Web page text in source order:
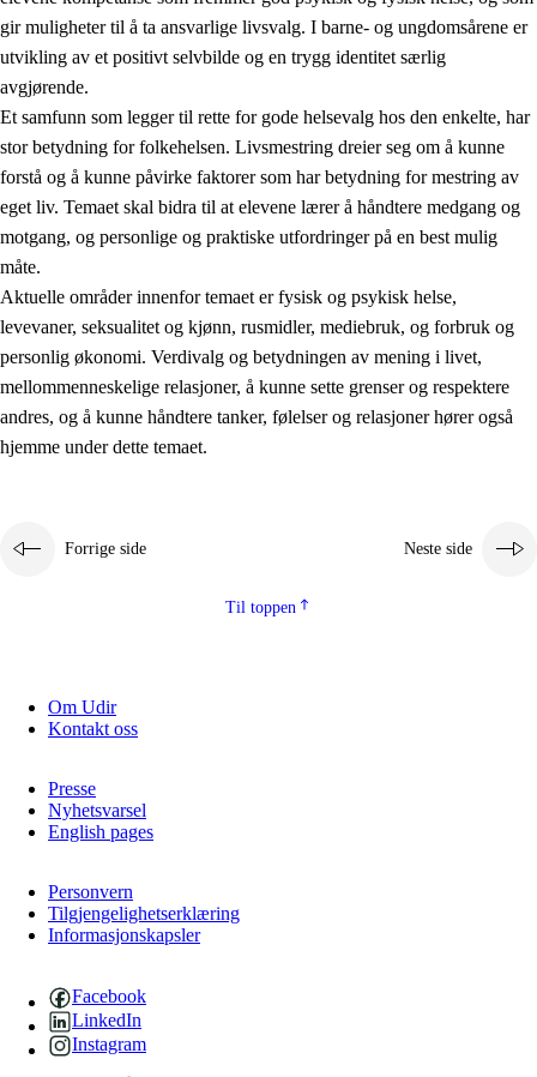
2. Prinsipper for læring, utvikling og danning
2.1 Sosial læring og utvikling
2.2 Kompetanse i fagene
2.3 Grunnleggende ferdigheter
2.4 Å lære å lære
Tverrfaglige temaer
2.5.2 Demokrati og medborgerskap
Bærekraftig utvikling
gir muligheter til å ta ansvarlige livsvalg. I barne- og ungdomsårene er
utvikling av et positivt selvbilde og en trygg identitet særlig
avgjørende.
Et samfunn som legger til rette for gode helsevalg hos den enkelte, har
stor betydning for folkehelsen. Livsmestring dreier seg om å kunne
forstå og å kunne påvirke faktorer som har betydning for mestring av
eget liv. Temaet skal bidra til at elevene lærer å håndtere medgang og
motgang, og personlige og praktiske utfordringer på en best mulig
måte.
Aktuelle områder innenfor temaet er fysisk og psykisk helse,
levevaner, seksualitet og kjønn, rusmidler, mediebruk, og forbruk og
personlig økonomi. Verdivalg og betydningen av mening i livet,
mellommenneskelige relasjoner, å kunne sette grenser og respektere
andres, og å kunne håndtere tanker, følelser og relasjoner hører også
hjemme under dette temaet.
Forrige side Neste side
Til toppen
Om Udir
Kontakt oss
Presse
Nyhetsvarsel
English pages
Personvern
Tilgjengelighetserklæring
Informasjonskapsler
Facebook
LinkedIn
Instagram